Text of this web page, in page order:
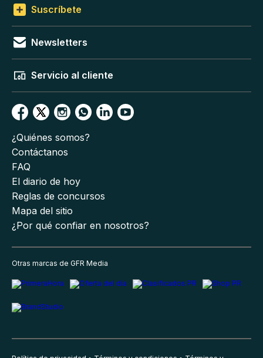
Suscríbete
Newsletters
Servicio al cliente
¿Quiénes somos?
Contáctanos
FAQ
El diario de hoy
Reglas de concursos
Mapa del sitio
¿Por qué confiar en nosotros?
Otras marcas de GFR Media